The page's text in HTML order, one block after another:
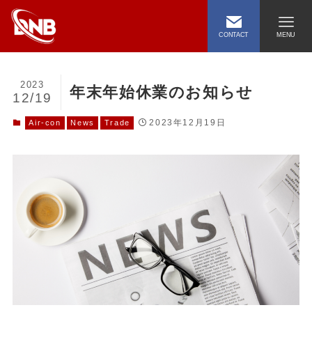
CONTACT MENU
年末年始休業のお知らせ
2023
12/19
Air-con News Trade 2023年12月19日